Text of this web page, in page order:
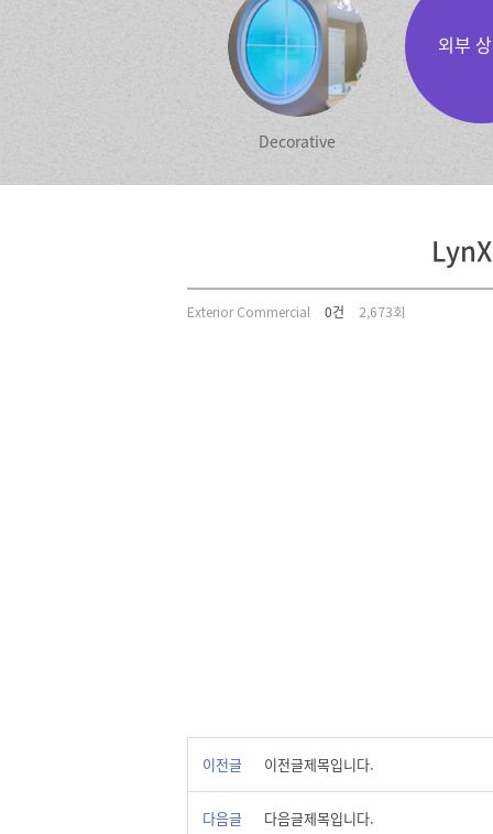
Decorative
Exterior Commercial 0건 2,673회
이전글 이전글제목입니다.
다음글 다음글제목입니다.